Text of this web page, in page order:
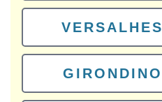
VERSALHES
GIRONDINO